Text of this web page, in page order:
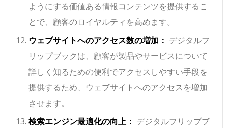
ようにする価値ある情報コンテンツを提供するこ
とで、顧客のロイヤルティを高めます。
ウェブサイトへのアクセス数の増加： デジタルフ
リップブックは、顧客が製品やサービスについて
詳しく知るための便利でアクセスしやすい手段を
提供するため、ウェブサイトへのアクセスを増加
させます。
検索エンジン最適化の向上： デジタルフリップブ